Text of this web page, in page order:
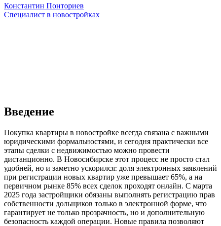
Константин Понториев
Специалист в новостройках
Введение
Покупка квартиры в новостройке всегда связана с важными
юридическими формальностями, и сегодня практически все
этапы сделки с недвижимостью можно провести
дистанционно. В Новосибирске этот процесс не просто стал
удобней, но и заметно ускорился: доля электронных заявлений
при регистрации новых квартир уже превышает 65%, а на
первичном рынке 85% всех сделок проходят онлайн. С марта
2025 года застройщики обязаны выполнять регистрацию прав
собственности дольщиков только в электронной форме, что
гарантирует не только прозрачность, но и дополнительную
безопасность каждой операции. Новые правила позволяют